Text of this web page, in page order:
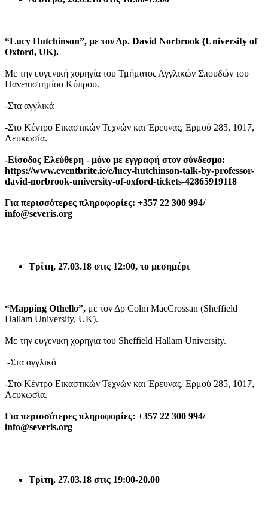
“Lucy Hutchinson”, με τον Δρ. David Norbrook (University of
Oxford, UK).
Με την ευγενική χορηγία του Τμήματος Αγγλικών Σπουδών του
Πανεπιστημίου Κύπρου.
-Στα αγγλικά
-Στο Κέντρο Εικαστικών Τεχνών και Έρευνας, Ερμού 285, 1017,
Λευκωσία.
-Είσοδος Ελεύθερη - μόνο με εγγραφή στον σύνδεσμο:
https://www.eventbrite.ie/e/lucy-hutchinson-talk-by-professor-
david-norbrook-university-of-oxford-tickets-42865919118
Για περισσότερες πληροφορίες: +357 22 300 994/
info@severis.org
Τρίτη, 27.03.18 στις 12:00, το μεσημέρι
“Mapping Othello”, με τον Δρ Colm MacCrossan (Sheffield
Hallam University, UK).
Με την ευγενική χορηγία του Sheffield Hallam University.
-Στα αγγλικά
-Στο Κέντρο Εικαστικών Τεχνών και Έρευνας, Ερμού 285, 1017,
Λευκωσία.
Για περισσότερες πληροφορίες: +357 22 300 994/
info@severis.org
Τρίτη, 27.03.18 στις 19:00-20.00